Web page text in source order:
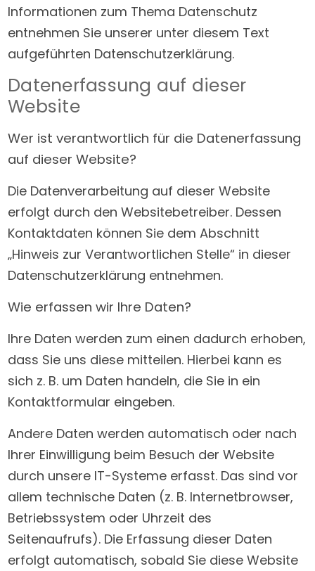
Informationen zum Thema Datenschutz
entnehmen Sie unserer unter diesem Text
aufgeführten Datenschutzerklärung.
Datenerfassung auf dieser
Website
Wer ist verantwortlich für die Datenerfassung
auf dieser Website?
Die Datenverarbeitung auf dieser Website
erfolgt durch den Websitebetreiber. Dessen
Kontaktdaten können Sie dem Abschnitt
„Hinweis zur Verantwortlichen Stelle“ in dieser
Datenschutzerklärung entnehmen.
Wie erfassen wir Ihre Daten?
Ihre Daten werden zum einen dadurch erhoben,
dass Sie uns diese mitteilen. Hierbei kann es
sich z. B. um Daten handeln, die Sie in ein
Kontaktformular eingeben.
Andere Daten werden automatisch oder nach
Ihrer Einwilligung beim Besuch der Website
durch unsere IT-Systeme erfasst. Das sind vor
allem technische Daten (z. B. Internetbrowser,
Betriebssystem oder Uhrzeit des
Seitenaufrufs). Die Erfassung dieser Daten
erfolgt automatisch, sobald Sie diese Website